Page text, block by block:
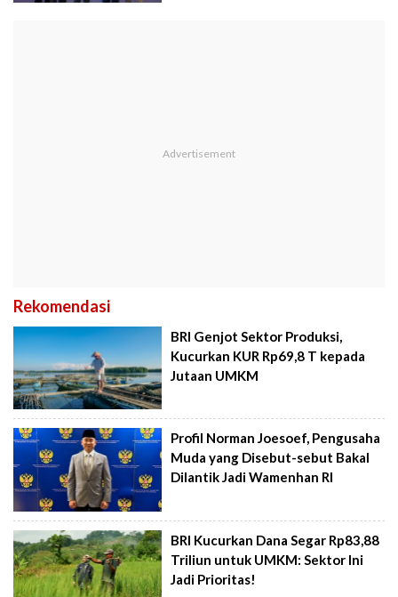
Rekomendasi
BRI Genjot Sektor Produksi,
Kucurkan KUR Rp69,8 T kepada
Jutaan UMKM
Profil Norman Joesoef, Pengusaha
Muda yang Disebut-sebut Bakal
Dilantik Jadi Wamenhan RI
BRI Kucurkan Dana Segar Rp83,88
Triliun untuk UMKM: Sektor Ini
Jadi Prioritas!